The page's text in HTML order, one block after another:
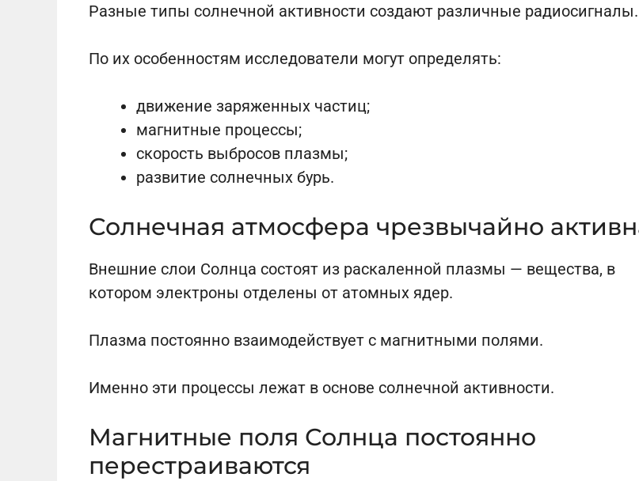
Разные типы солнечной активности создают различные радиосигналы.
По их особенностям исследователи могут определять:
движение заряженных частиц;
магнитные процессы;
скорость выбросов плазмы;
развитие солнечных бурь.
Солнечная атмосфера чрезвычайно
Внешние слои Солнца состоят из раскаленной плазмы — вещества, в
котором электроны отделены от атомных ядер.
Плазма постоянно взаимодействует с магнитными полями.
Именно эти процессы лежат в основе солнечной активности.
Магнитные поля Солнца постоянно
перестраиваются